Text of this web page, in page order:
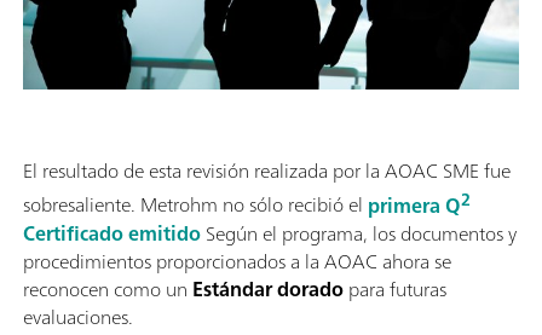
El resultado de esta revisión realizada por la AOAC SME fue
sobresaliente. Metrohm no sólo recibió el primera Q2
Certificado emitidoSegún el programa, los documentos y
procedimientos proporcionados a la AOAC ahora se
reconocen como un Estándar doradopara futuras
evaluaciones.